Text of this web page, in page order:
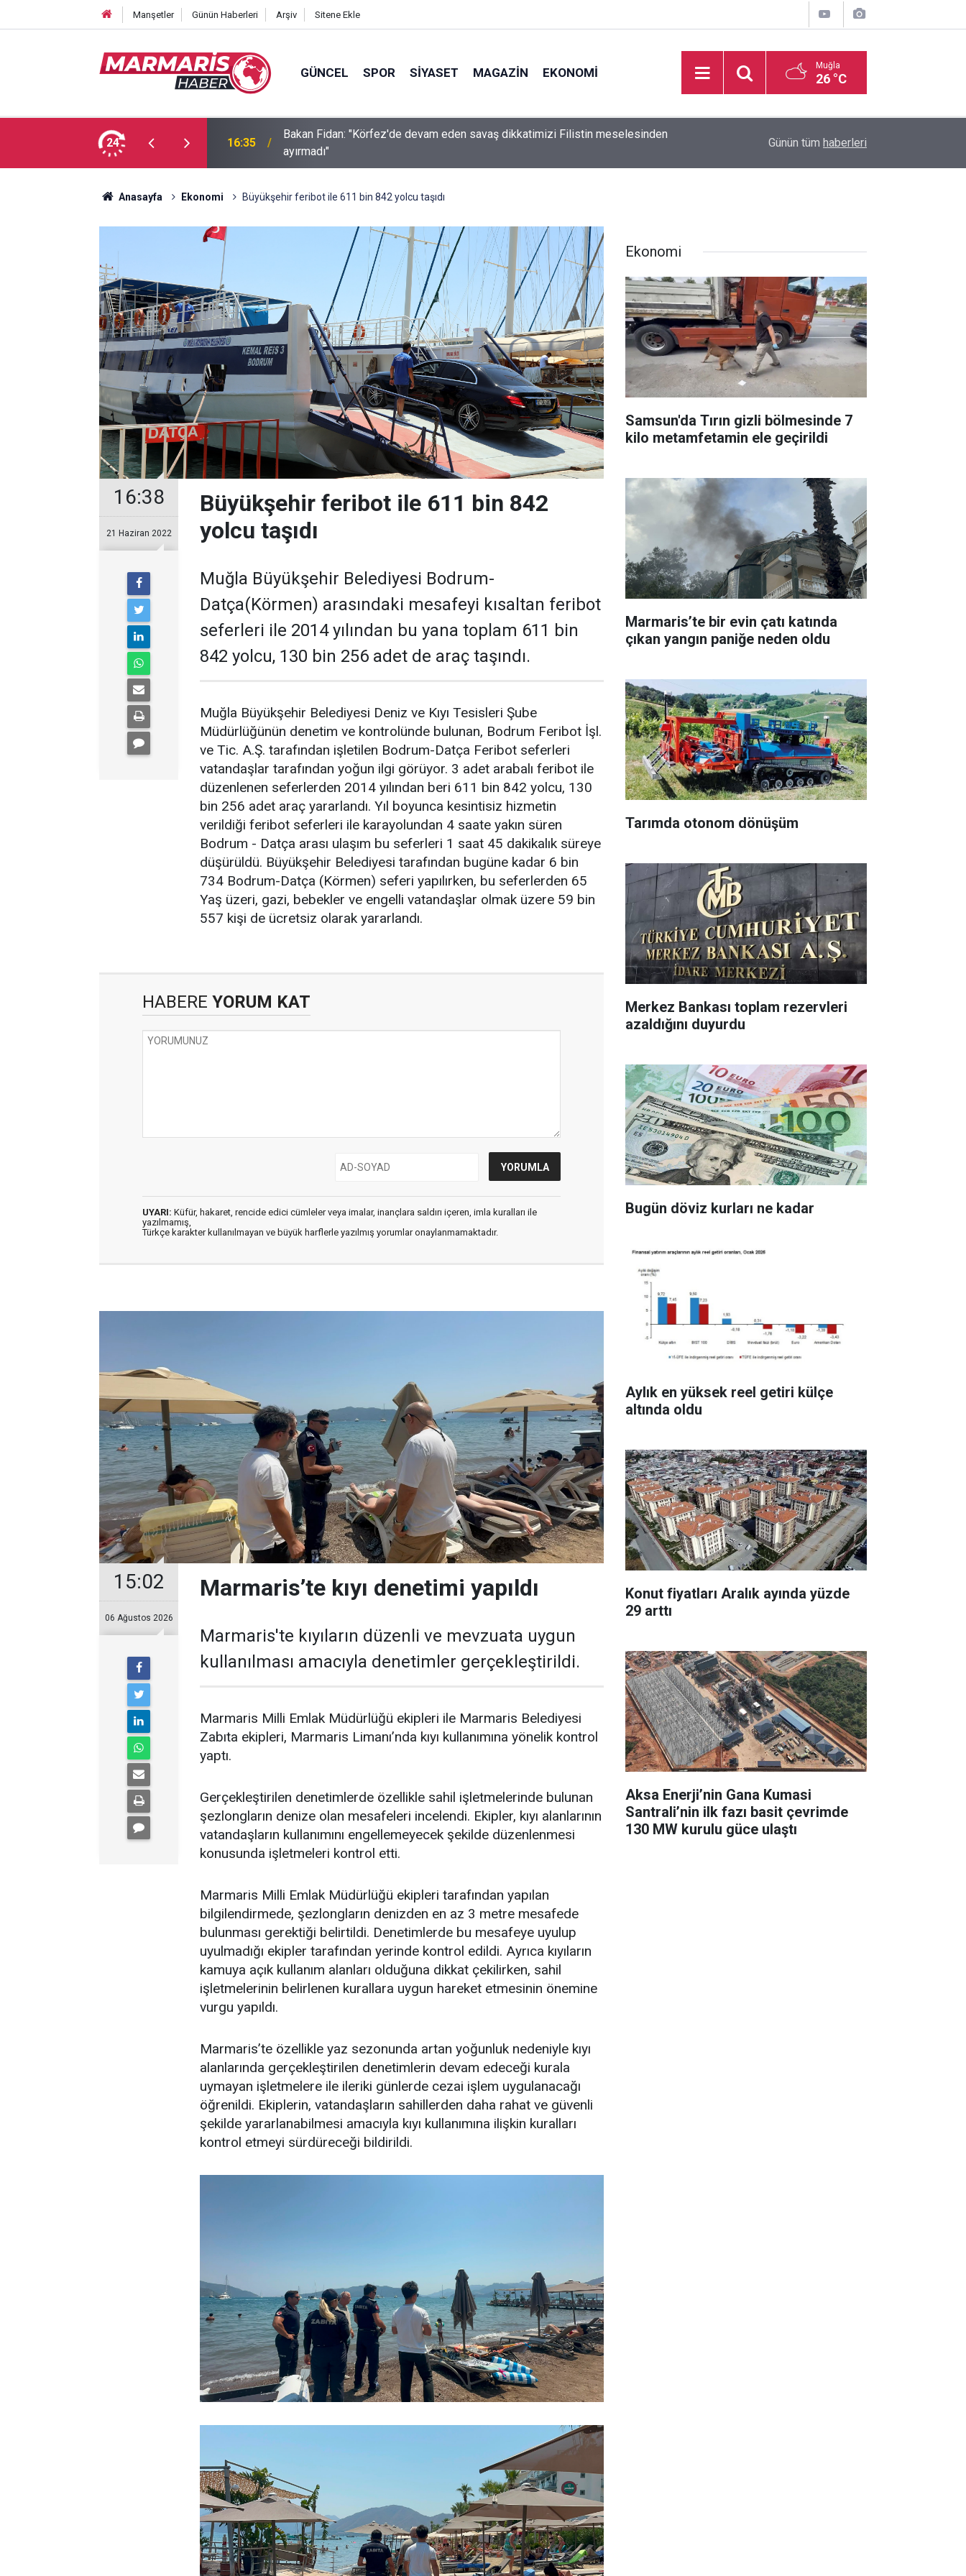
Manşetler Günün Haberleri Arşiv Sitene Ekle
GÜNCEL SPOR SIYASET MAGAZIN EKONOMI Muğla
26 °C
24
son yolculuğuna uğurlandı 16:35
Bakan Fidan: "Körfez'de devam eden savaş dikkatimizi Filistin meselesinden
ayırmadı"
Basketbol Süper Ligi’nde yeni sezonun fikstür
Günün tüm haberleri
Anasayfa Ekonomi Büyükşehir feribot ile 611 bin 842 yolcu taşıdı
16:38
21 Haziran 2022
Büyükşehir feribot ile 611 bin 842
yolcu taşıdı
Muğla Büyükşehir Belediyesi Bodrum-
Datça(Körmen) arasındaki mesafeyi kısaltan feribot
seferleri ile 2014 yılından bu yana toplam 611 bin
842 yolcu, 130 bin 256 adet de araç taşındı.
Muğla Büyükşehir Belediyesi Deniz ve Kıyı Tesisleri Şube
Müdürlüğünün denetim ve kontrolünde bulunan, Bodrum Feribot İşl.
ve Tic. A.Ş. tarafından işletilen Bodrum-Datça Feribot seferleri
vatandaşlar tarafından yoğun ilgi görüyor. 3 adet arabalı feribot ile
düzenlenen seferlerden 2014 yılından beri 611 bin 842 yolcu, 130
bin 256 adet araç yararlandı. Yıl boyunca kesintisiz hizmetin
verildiği feribot seferleri ile karayolundan 4 saate yakın süren
Bodrum - Datça arası ulaşım bu seferleri 1 saat 45 dakikalık süreye
düşürüldü. Büyükşehir Belediyesi tarafından bugüne kadar 6 bin
734 Bodrum-Datça (Körmen) seferi yapılırken, bu seferlerden 65
Yaş üzeri, gazi, bebekler ve engelli vatandaşlar olmak üzere 59 bin
557 kişi de ücretsiz olarak yararlandı.
HABERE YORUM KAT
UYARI: Küfür, hakaret, rencide edici cümleler veya imalar, inançlara saldırı içeren, imla kuralları ile
yazılmamış,
Türkçe karakter kullanılmayan ve büyük harflerle yazılmış yorumlar onaylanmamaktadır.
15:02
06 Ağustos 2026
Marmaris’te kıyı denetimi yapıldı
Marmaris'te kıyıların düzenli ve mevzuata uygun
kullanılması amacıyla denetimler gerçekleştirildi.
Marmaris Milli Emlak Müdürlüğü ekipleri ile Marmaris Belediyesi
Zabıta ekipleri, Marmaris Limanı’nda kıyı kullanımına yönelik kontrol
yaptı.
Gerçekleştirilen denetimlerde özellikle sahil işletmelerinde bulunan
şezlongların denize olan mesafeleri incelendi. Ekipler, kıyı alanlarının
vatandaşların kullanımını engellemeyecek şekilde düzenlenmesi
konusunda işletmeleri kontrol etti.
Marmaris Milli Emlak Müdürlüğü ekipleri tarafından yapılan
bilgilendirmede, şezlongların denizden en az 3 metre mesafede
bulunması gerektiği belirtildi. Denetimlerde bu mesafeye uyulup
uyulmadığı ekipler tarafından yerinde kontrol edildi. Ayrıca kıyıların
kamuya açık kullanım alanları olduğuna dikkat çekilirken, sahil
işletmelerinin belirlenen kurallara uygun hareket etmesinin önemine
vurgu yapıldı.
Marmaris’te özellikle yaz sezonunda artan yoğunluk nedeniyle kıyı
alanlarında gerçekleştirilen denetimlerin devam edeceği kurala
uymayan işletmelere ile ileriki günlerde cezai işlem uygulanacağı
öğrenildi. Ekiplerin, vatandaşların sahillerden daha rahat ve güvenli
şekilde yararlanabilmesi amacıyla kıyı kullanımına ilişkin kuralları
kontrol etmeyi sürdüreceği bildirildi.
Ekonomi
Samsun'da Tırın gizli bölmesinde 7
kilo metamfetamin ele geçirildi
Marmaris’te bir evin çatı katında
çıkan yangın paniğe neden oldu
Tarımda otonom dönüşüm
Merkez Bankası toplam rezervleri
azaldığını duyurdu
Bugün döviz kurları ne kadar
Aylık en yüksek reel getiri külçe
altında oldu
Konut fiyatları Aralık ayında yüzde
29 arttı
Aksa Enerji’nin Gana Kumasi
Santrali’nin ilk fazı basit çevrimde
130 MW kurulu güce ulaştı